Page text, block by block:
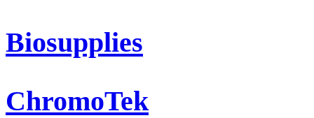
Biosupplies
ChromoTek